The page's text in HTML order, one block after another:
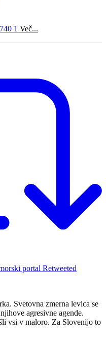
1 Več...
portal Retweeted
Svetovna zmerna levica se
agresivne agende.
vsi v maloro. Za Slovenijo to